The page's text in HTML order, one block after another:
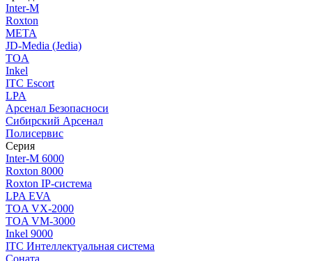
Inter-M
Roxton
МЕТА
JD-Media (Jedia)
TOA
Inkel
ITC Escort
LPA
Арсенал Безопасноси
Сибирский Арсенал
Полисервис
Серия
Inter-M 6000
Roxton 8000
Roxton IP-система
LPA EVA
TOA VX-2000
TOA VM-3000
Inkel 9000
ITC Интеллектуальная система
Соната